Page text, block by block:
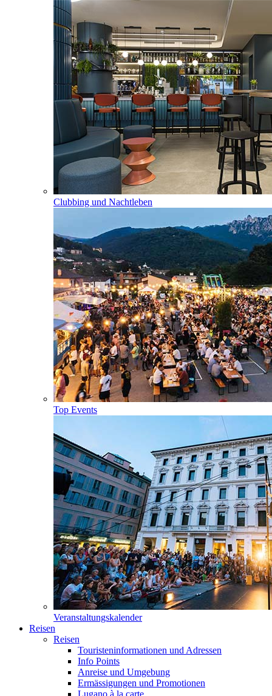
Clubbing und Nachtleben
Top Events
Veranstaltungskalender
Reisen
Reisen
Touristeninformationen und Adressen
Info Points
Anreise und Umgebung
Ermässigungen und Promotionen
Lugano à la carte